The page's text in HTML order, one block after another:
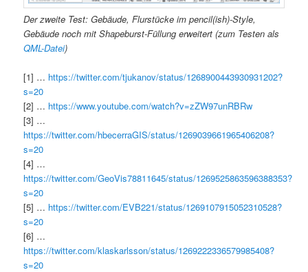
Der zweite Test: Gebäude, Flurstücke im pencil(ish)-Style,
Gebäude noch mit Shapeburst-Füllung erweitert (zum Testen als
QML-Datei)
[1] … https://twitter.com/tjukanov/status/1268900443930931202?
s=20
[2] … https://www.youtube.com/watch?v=zZW97unRBRw
[3] …
https://twitter.com/hbecerraGIS/status/1269039661965406208?
s=20
[4] …
https://twitter.com/GeoVis78811645/status/1269525863596388353?
s=20
[5] … https://twitter.com/EVB221/status/1269107915052310528?
s=20
[6] …
https://twitter.com/klaskarlsson/status/1269222336579985408?
s=20